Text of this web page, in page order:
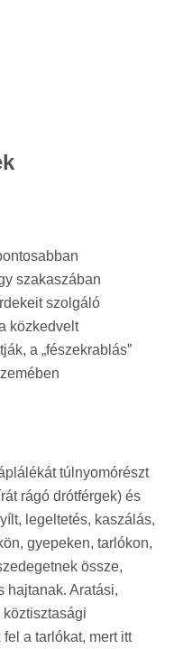
szakaszában
szolgáló
közkedvelt
a „fészekrablás”
túlnyomórészt
rágó drótférgek) és
legeltetés, kaszálás,
gyepeken, tarlókon,
össze,
hajtanak. Aratási,
a tarlókat, mert itt